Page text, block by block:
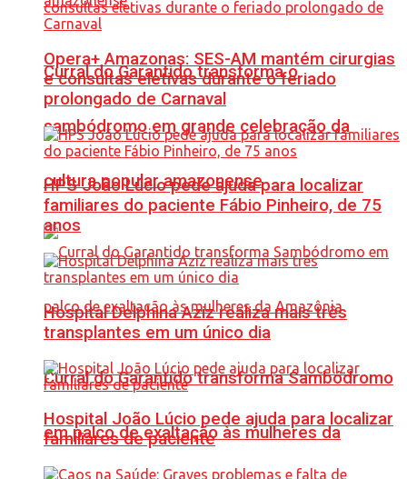
Curral do Garantido transforma o
sambódromo em grande celebração da
cultura popular amazonense
Curral do Garantido transforma Sambódromo
em palco de exaltação às mulheres da
Opera+ Amazonas: SES-AM mantém cirurgias
e consultas eletivas durante o feriado
prolongado de Carnaval
HPS João Lúcio pede ajuda para localizar
familiares do paciente Fábio Pinheiro, de 75
anos
Hospital Delphina Aziz realiza mais três
transplantes em um único dia
Hospital João Lúcio pede ajuda para localizar
familiares de paciente